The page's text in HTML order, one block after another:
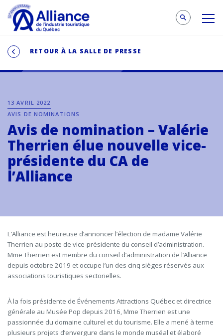
RETOUR À LA SALLE DE PRESSE
13 AVRIL 2022
AVIS DE NOMINATIONS
Avis de nomination – Valérie
Therrien élue nouvelle vice-
présidente du CA de
l’Alliance
L’Alliance est heureuse d’annoncer l’élection de madame Valérie
Therrien au poste de vice-présidente du conseil d’administration.
Mme Therrien est membre du conseil d’administration de l’Alliance
depuis octobre 2019 et occupe l’un des cinq sièges réservés aux
associations touristiques sectorielles.
À la fois présidente de Événements Attractions Québec et directrice
générale au Musée Pop depuis 2016,Mme Therrien est une
passionnée du domaine culturel et du tourisme. Elle a mené à terme
plusieurs projets d’envergure dans le monde muséal et élaboré